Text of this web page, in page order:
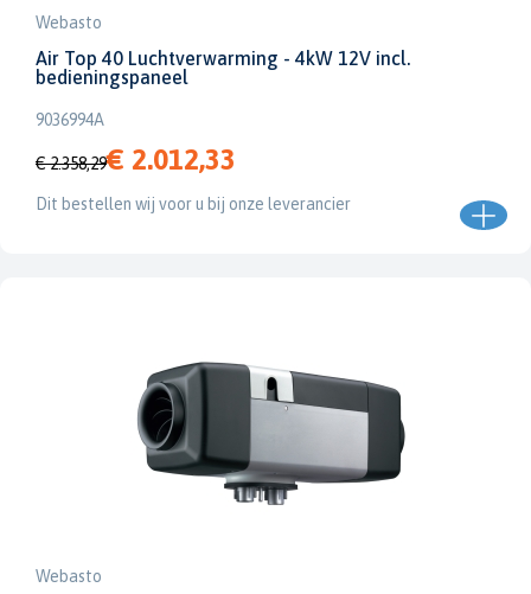
Webasto
Air Top 40 Luchtverwarming - 4kW 12V incl.
bedieningspaneel
9036994A
€ 2.358,29€ 2.012,33
Dit bestellen wij voor u bij onze leverancier
Webasto